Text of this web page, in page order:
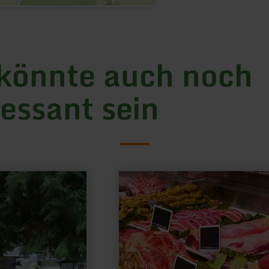
auch noch
sein
mehr
erfahren
zu:
Landmetzgerei
Bartz